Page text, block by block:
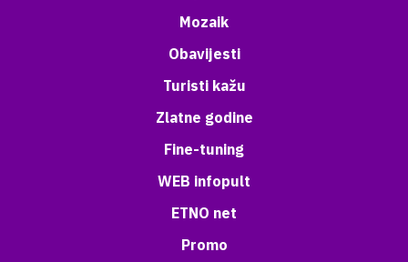
Mozaik
Obavijesti
Turisti kažu
Zlatne godine
Fine-tuning
WEB infopult
ETNO net
Promo